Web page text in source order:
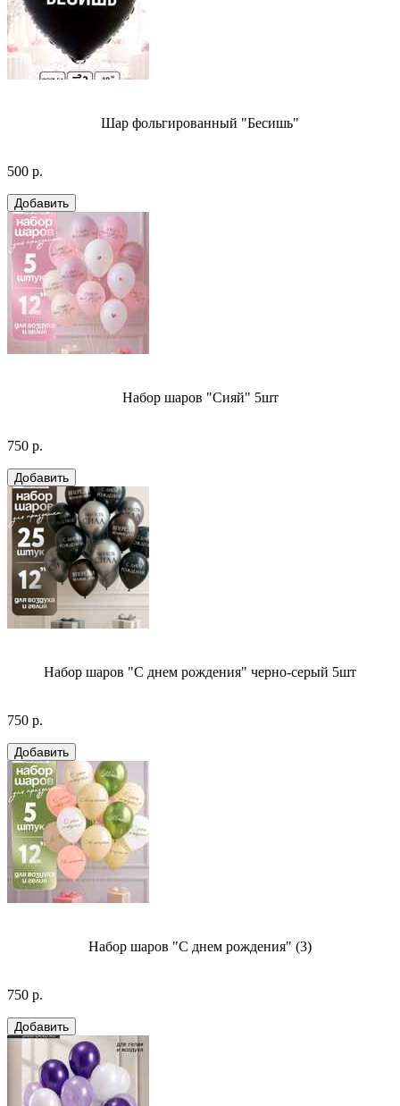
Шар фольгированный "Бесишь"
500 р.
Набор шаров "Сияй" 5шт
750 р.
Набор шаров "С днем рождения" черно-серый 5шт
750 р.
Набор шаров "С днем рождения" (3)
750 р.